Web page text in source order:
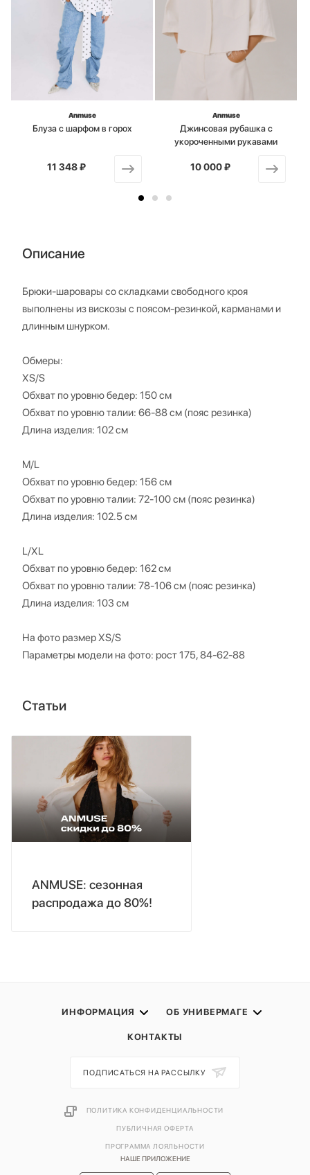
Anmuse
Блуза с шарфом в горох
от
11 348 ₽
Anmuse
Джинсовая рубашка с
укороченными рукавами
от
10 000 ₽
Описание
Брюки-шаровары со складками свободного кроя
выполнены из вискозы с поясом-резинкой, карманами и
длинным шнурком.
Обмеры:
XS/S
Обхват по уровню бедер: 150 см
Обхват по уровню талии: 66-88 см (пояс резинка)
Длина изделия: 102 см
M/L
Обхват по уровню бедер: 156 см
Обхват по уровню талии: 72-100 см (пояс резинка)
Длина изделия: 102.5 см
L/XL
Обхват по уровню бедер: 162 см
Обхват по уровню талии: 78-106 см (пояс резинка)
Длина изделия: 103 см
На фото размер XS/S
Параметры модели на фото: рост 175, 84-62-88
Статьи
ANMUSE: сезонная
распродажа до 80%!
ИНФОРМАЦИЯ ОБ УНИВЕРМАГЕ
КОНТАКТЫ
НАШЕ ПРИЛОЖЕНИЕ
ПОДПИСАТЬСЯ НА РАССЫЛКУ
ПОЛИТИКА КОНФИДЕНЦИАЛЬНОСТИ
ПУБЛИЧНАЯ ОФЕРТА
ПРОГРАММА ЛОЯЛЬНОСТИ